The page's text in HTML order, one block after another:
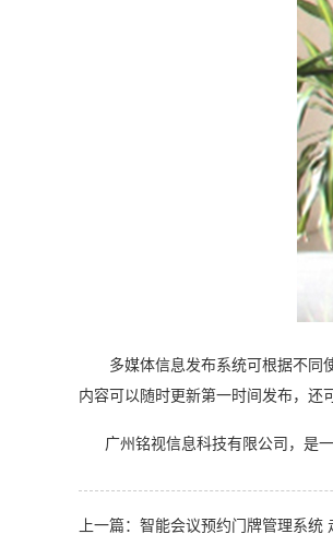
多媒体信息发布系统可根据不同使
内容可以随时更新第一时间发布，还
广州铭视信息科技有限公司，是
上一篇： 智能会议预约门牌管理系统